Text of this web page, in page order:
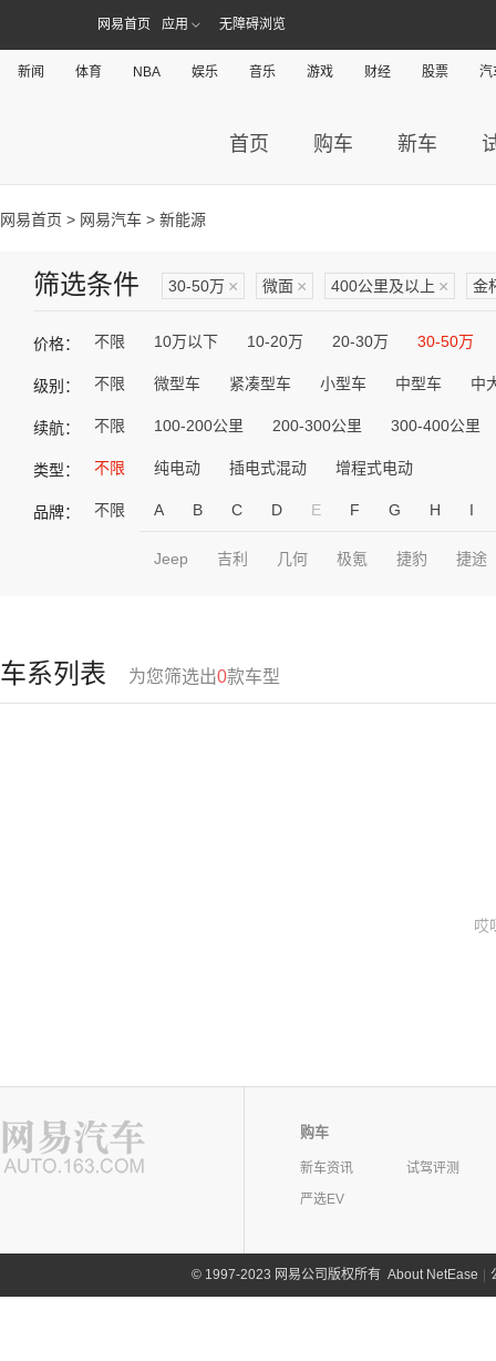
网易首页 应用 无障碍浏览
新闻 体育 NBA 娱乐 音乐 游戏 财经 股票 汽
首页 购车 新车
网易首页 > 网易汽车 > 新能源
筛选条件 30-50万 × 微面 × 400公里及以上 × 金
价格： 不限 10万以下 10-20万 20-30万 30-50万
级别： 不限 微型车 紧凑型车 小型车 中型车 中
续航： 不限 100-200公里 200-300公里 300-400公里
类型： 不限 纯电动 插电式混动 增程式电动
品牌： 不限 A B C D E F G H I
Jeep 吉利 几何 极氪 捷豹 捷途
车系列表 为您筛选出0款车型
哎
购车
新车资讯
试驾评测
严选EV
©1997-2023 网易公司版权所有 About NetEase